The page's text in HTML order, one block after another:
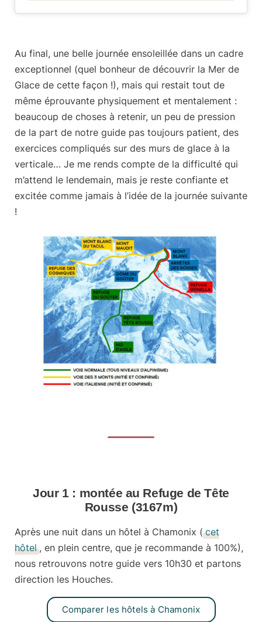
Au final, une belle journée ensoleillée dans un cadre
exceptionnel (quel bonheur de découvrir la Mer de
Glace de cette façon !), mais qui restait tout de
même éprouvante physiquement et mentalement :
beaucoup de choses à retenir, un peu de pression
de la part de notre guide pas toujours patient, des
exercices compliqués sur des murs de glace à la
verticale… Je me rends compte de la difficulté qui
m’attend le lendemain, mais je reste confiante et
excitée comme jamais à l’idée de la journée suivante
!
Jour 1 : montée au Refuge de Tête
Rousse (3167m)
Après une nuit dans un hôtel à Chamonix ( cet
hôtel , en plein centre, que je recommande à 100%),
nous retrouvons notre guide vers 10h30 et partons
direction les Houches.
Comparer les hôtels à Chamonix